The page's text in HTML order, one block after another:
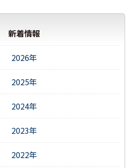
新着情報
2026年
2025年
2024年
2023年
2022年